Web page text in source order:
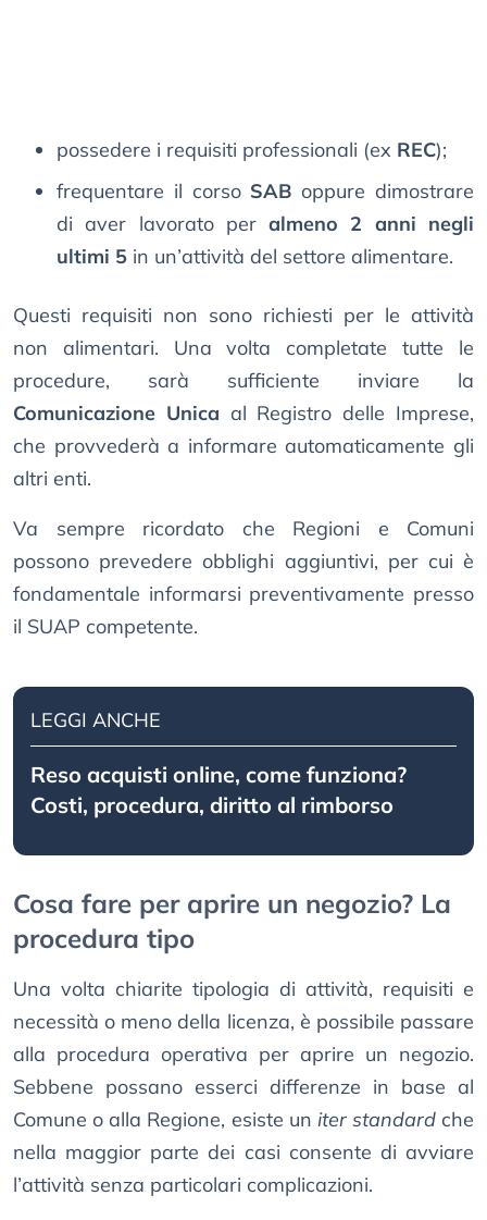
possedere i requisiti professionali (ex REC);
frequentare il corso SAB oppure dimostrare
di aver lavorato peralmeno 2 anni negli
ultimi 5 in un’attività del settore alimentare.
Questi requisiti non sono richiesti per le attività
non alimentari. Una volta completate tutte le
procedure, sarà sufficiente inviare la
Comunicazione Unica al Registro delle Imprese,
che provvederà a informare automaticamente gli
altri enti.
Va sempre ricordato che Regioni e Comuni
possono prevedere obblighi aggiuntivi, per cui è
fondamentale informarsi preventivamente presso
il SUAP competente.
LEGGI ANCHE
Reso acquisti online, come funziona?
Costi, procedura, diritto al rimborso
Cosa fare per aprire un negozio? La
procedura tipo
Una volta chiarite tipologia di attività, requisiti e
necessità o meno della licenza, è possibile passare
alla procedura operativa per aprire un negozio.
Sebbene possano esserci differenze in base al
Comune o alla Regione, esiste un iter standardche
nella maggior parte dei casi consente di avviare
l’attività senza particolari complicazioni.